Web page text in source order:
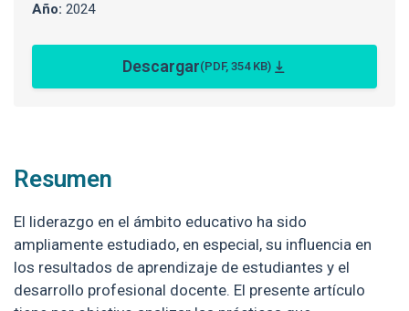
Año: 2024
Descargar(PDF, 354 KB)
Resumen
El liderazgo en el ámbito educativo ha sido
ampliamente estudiado, en especial, su influencia en
los resultados de aprendizaje de estudiantes y el
desarrollo profesional docente. El presente artículo